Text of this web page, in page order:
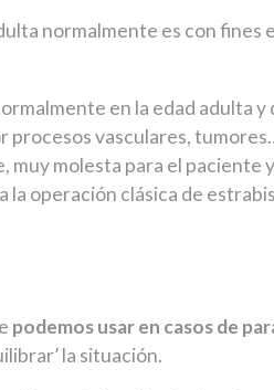
normalmente es con fines
en la edad adulta y
procesos vasculares,
muy molesta para el paciente
operación clásica de
podemos usar en casos de
la situación.